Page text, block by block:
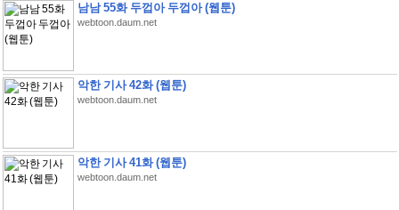
남남 55화 두껍아 두껍아 (웹툰)
webtoon.daum.net
악한 기사 42화 (웹툰)
webtoon.daum.net
악한 기사 41화 (웹툰)
webtoon.daum.net